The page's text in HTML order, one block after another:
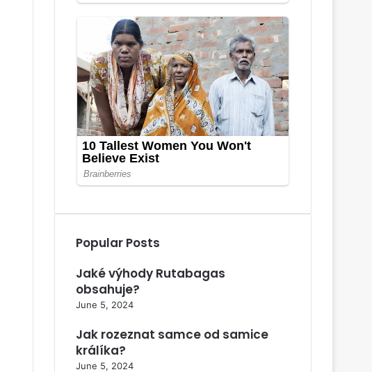
Popular Posts
Jaké výhody Rutabagas
obsahuje?
June 5, 2024
Jak rozeznat samce od samice
králíka?
June 5, 2024